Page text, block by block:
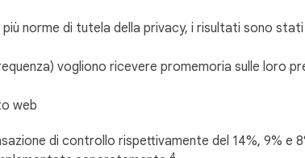
norme di tutela della privacy, i risultati sono
vogliono ricevere promemoria sulle loro
web
di controllo rispettivamente del 14%, 9% e